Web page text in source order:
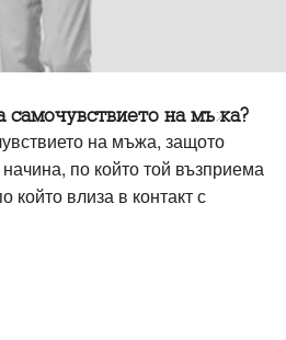
самочувствието на мъжа?
на мъжа, защото
по който той възприема
който влиза в контакт с